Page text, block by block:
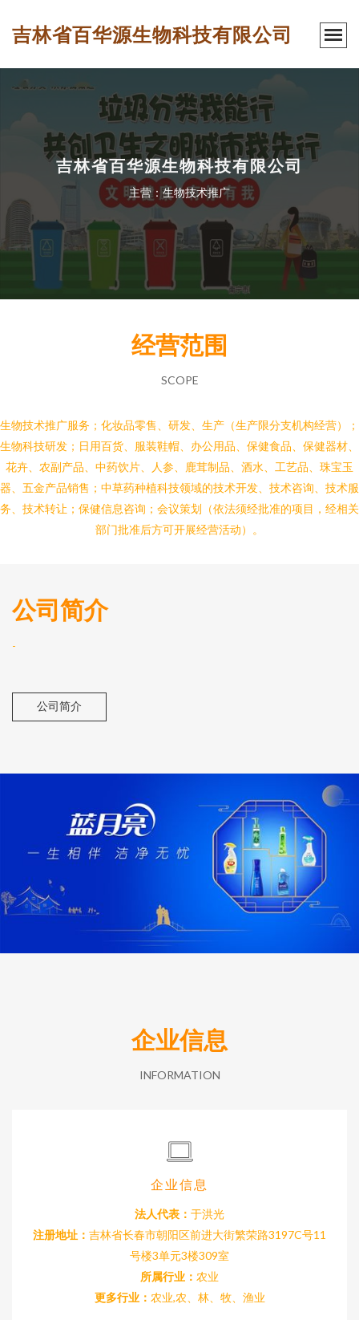
吉林省百华源生物科技有限公司
吉林省百华源生物科技有限公司
主营：生物技术推广
经营范围
SCOPE
生物技术推广服务；化妆品零售、研发、生产（生产限分支机构经营）；
生物科技研发；日用百货、服装鞋帽、办公用品、保健食品、保健器材、
花卉、农副产品、中药饮片、人参、鹿茸制品、酒水、工艺品、珠宝玉
器、五金产品销售；中草药种植科技领域的技术开发、技术咨询、技术服
务、技术转让；保健信息咨询；会议策划（依法须经批准的项目，经相关
部门批准后方可开展经营活动）。
公司简介
-
公司简介
企业信息
INFORMATION
企业信息
法人代表： 于洪光
注册地址： 吉林省长春市朝阳区前进大街繁荣路3197C号11
号楼3单元3楼309室
所属行业： 农业
更多行业： 农业,农、林、牧、渔业